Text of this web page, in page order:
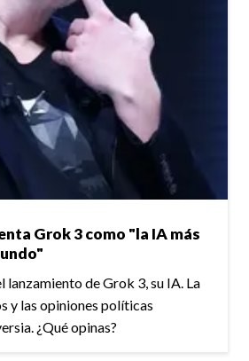
Grok 3 como "la IA más
lanzamiento de Grok 3, su IA. La
y las opiniones políticas
¿Qué opinas?